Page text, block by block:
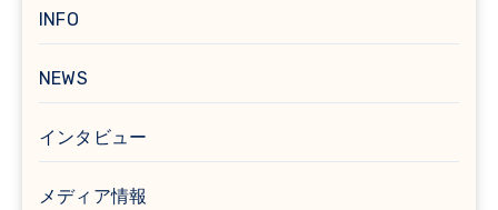
INFO
NEWS
インタビュー
メディア情報